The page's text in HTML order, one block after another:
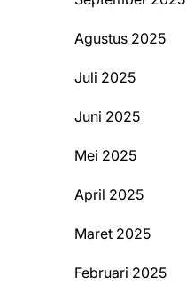
Agustus 2025
Juli 2025
Juni 2025
Mei 2025
April 2025
Maret 2025
Februari 2025